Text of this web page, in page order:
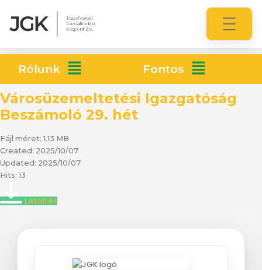
Rólunk Fontos
Városüzemeltetési Igazgatóság
Beszámoló 29. hét
Fájl méret: 1.13 MB
Created: 2025/10/07
Updated: 2025/10/07
Hits: 13
Letöltés